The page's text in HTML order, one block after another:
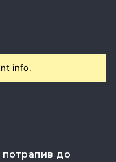
info.
потрапив до